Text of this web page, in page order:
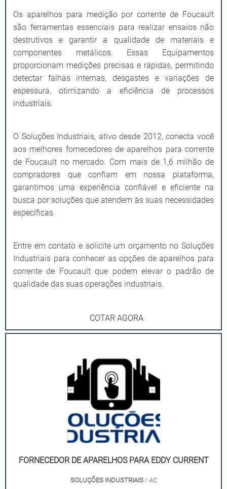
Os aparelhos para medição por corrente de Foucault
são ferramentas essenciais para realizar ensaios não
destrutivos e garantir a qualidade de materiais e
componentes metálicos. Essas Equipamentos
proporcionam medições precisas e rápidas, permitindo
detectar falhas internas, desgastes e variações de
espessura, otimizando a eficiência de processos
industriais.
O Soluções Industriais, ativo desde 2012, conecta você
aos melhores fornecedores de aparelhos para corrente
de Foucault no mercado. Com mais de 1,6 milhão de
compradores que confiam em nossa plataforma,
garantimos uma experiência confiável e eficiente na
busca por soluções que atendem às suas necessidades
específicas.
Entre em contato e solicite um orçamento no Soluções
Industriais para conhecer as opções de aparelhos para
corrente de Foucault que podem elevar o padrão de
qualidade das suas operações industriais.
COTAR AGORA
FORNECEDOR DE APARELHOS PARA EDDY CURRENT
SOLUÇÕES INDUSTRIAIS/ AC